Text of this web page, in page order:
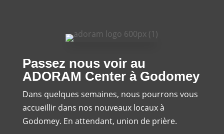
Passez nous voir au
ADORAM Center à Godomey
Dans quelques semaines, nous pourrons vous
accueillir dans nos nouveaux locaux à
Godomey. En attendant, union de prière.